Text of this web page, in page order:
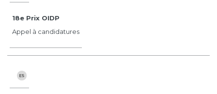
18e Prix OIDP
Appel à candidatures